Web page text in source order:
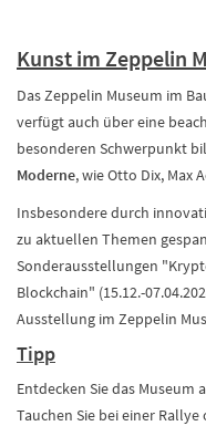
Kunst im Zeppelin
Das Zeppelin Museum im
verfügt auch über eine
besonderen Schwerpunkt
Moderne, wie Otto Dix, Max
Insbesondere durch
zu aktuellen Themen
Sonderausstellungen
Blockchain" (15.12.-
Ausstellung im Zeppelin
Tipp
Entdecken Sie das Museum
Tauchen Sie bei einer